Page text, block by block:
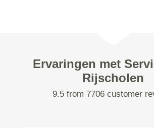
Ervaringen met
Rijscholen
9.5 from 7706 customer